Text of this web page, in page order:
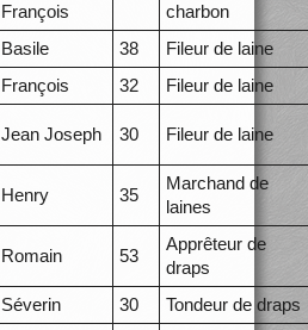
François
charbon
Basile 38
Fileur de laine
François 32
Fileur de laine
Jean Joseph 30 Fileur de laine
Henry 35
Marchand de
laines
Romain 53
Apprêteur de
draps
Séverin 30
Tondeur de draps